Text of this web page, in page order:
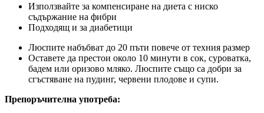
Използвайте за компенсиране на диета с ниско
съдържание на фибри
Подходящ и за диабетици
Люспите набъбват до 20 пъти повече от техния размер
Оставете да престои около 10 минути в сок, суроватка,
бадем или оризово мляко. Люспите също са добри за
сгъстяване на пудинг, червени плодове и супи.
Препоръчителна употреба: